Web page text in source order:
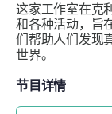
这家工作室在克
和各种活动，旨
们帮助人们发现
世界。
节目详情